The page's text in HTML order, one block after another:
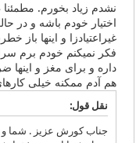
نشدم زیاد بخورم.
اختیار خودم باشه و در
غیراعتیادزا و اینها
فکر نمیکنم خودم برم
داره و برای مغز و
هم آدم ممکنه خیلی
نقل قول:
جناب کورش عزیز . شما و